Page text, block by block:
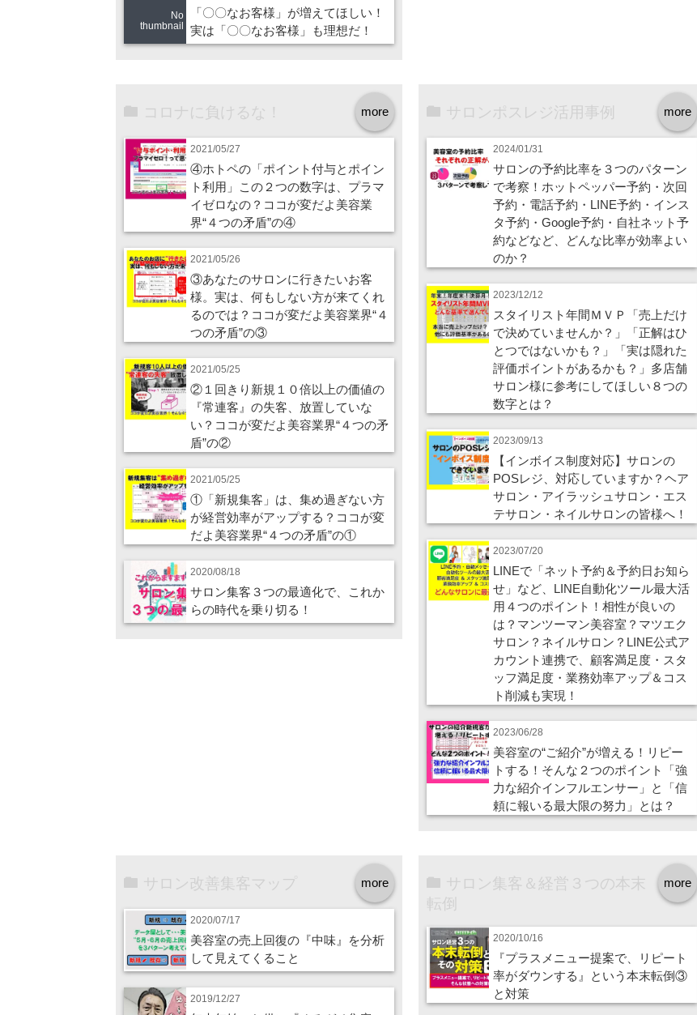
No
thumbnail
「〇〇なお客様」が増えてほしい！
実は「〇〇なお客様」も理想だ！
more
コロナに負けるな！
2021/05/27
④ホトペの「ポイント付与とポイン
ト利用」この２つの数字は、プラマ
イゼロなの？ココが変だよ美容業
界“４つの矛盾”の④
2021/05/26
③あなたのサロンに行きたいお客
様。実は、何もしない方が来てくれ
るのでは？ココが変だよ美容業界“４
つの矛盾”の③
2021/05/25
②１回きり新規１０倍以上の価値の
『常連客』の失客、放置していな
い？ココが変だよ美容業界“４つの矛
盾”の②
2021/05/25
①「新規集客」は、集め過ぎない方
が経営効率がアップする？ココが変
だよ美容業界“４つの矛盾”の①
2020/08/18
サロン集客３つの最適化で、これか
らの時代を乗り切る！
more
サロンポスレジ活用事例
2024/01/31
サロンの予約比率を３つのパターン
で考察！ホットペッパー予約・次回
予約・電話予約・LINE予約・インス
タ予約・Google予約・自社ネット予
約などなど、どんな比率が効率よい
のか？
2023/12/12
スタイリスト年間ＭＶＰ「売上だけ
で決めていませんか？」「正解はひ
とつではないかも？」「実は隠れた
評価ポイントがあるかも？」多店舗
サロン様に参考にしてほしい８つの
数字とは？
2023/09/13
【インボイス制度対応】サロンの
POSレジ、対応していますか？ヘア
サロン・アイラッシュサロン・エス
テサロン・ネイルサロンの皆様へ！
2023/07/20
LINEで「ネット予約＆予約日お知ら
せ」など、LINE自動化ツール最大活
用４つのポイント！相性が良いの
は？マンツーマン美容室？マツエク
サロン？ネイルサロン？LINE公式ア
カウント連携で、顧客満足度・スタ
ッフ満足度・業務効率アップ＆コス
ト削減も実現！
2023/06/28
美容室の“ご紹介”が増える！リピー
トする！そんな２つのポイント「強
力な紹介インフルエンサー」と「信
頼に報いる最大限の努力」とは？
more
サロン改善集客マップ
2020/07/17
美容室の売上回復の『中味』を分析
して見えてくること
2019/12/27
more
サロン集客＆経営３つの本末
転倒
2020/10/16
『プラスメニュー提案で、リピート
率がダウンする』という本末転倒③
と対策